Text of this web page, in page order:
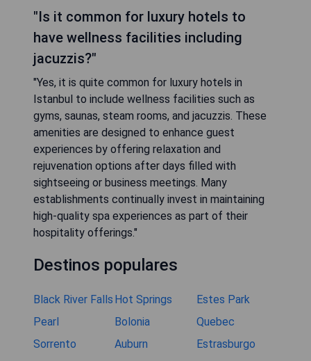
"Is it common for luxury hotels to
have wellness facilities including
jacuzzis?"
"Yes, it is quite common for luxury hotels in
Istanbul to include wellness facilities such as
gyms, saunas, steam rooms, and jacuzzis. These
amenities are designed to enhance guest
experiences by offering relaxation and
rejuvenation options after days filled with
sightseeing or business meetings. Many
establishments continually invest in maintaining
high-quality spa experiences as part of their
hospitality offerings."
Destinos populares
Black River Falls Hot Springs
Estes Park
Pearl
Bolonia
Quebec
Sorrento
Auburn
Estrasburgo